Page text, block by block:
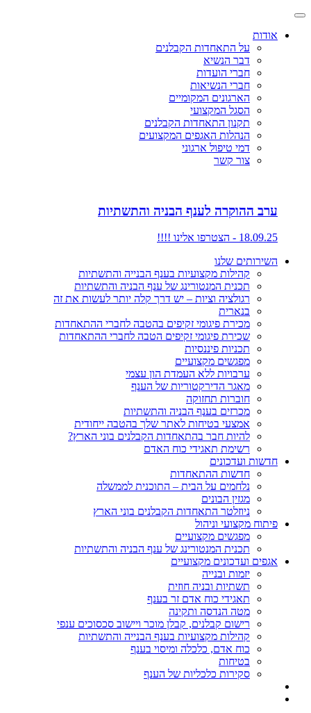
אודות
על התאחדות הקבלנים
דבר הנשיא
חברי הועדות
חברי הנשיאות
הארגונים המקומיים
הסגל המקצועי
תקנון התאחדות הקבלנים
הנהלות האגפים המקצועים
דמי טיפול ארגוני
צור קשר
ערב ההוקרה לענף הבניה והתשתיות
18.09.25 - הצטרפו אלינו !!!!
השירותים שלנו
קהילות מקצועיות בענף הבנייה והתשתיות
תכנית המנטורינג של ענף הבניה והתשתיות
רגולציה וציות – יש דרך קלה יותר לעשות את זה
בנארית
מכירת פיגומי זקיפים בהטבה לחברי ההתאחדות
שכירת פיגומי זקיפים הטבה לחברי ההתאחדות
תכניות פיננסיות
מפגשים מקצועיים
ערבויות ללא העמדת הון עצמי
מאגר הדירקטוריות של הענף
חוברות תחזוקה
מכרזים בענף הבניה והתשתיות
אמצעי בטיחות לאתר שלך בהטבה ייחודית
להיות חבר בהתאחדות הקבלנים בוני הארץ?
רשימת תאגידי כוח האדם
חדשות ועדכונים
חדשות ההתאחדות
נלחמים על הבית – התוכנית לממשלה
מגזין הבונים
ניוזלטר התאחדות הקבלנים בוני הארץ
פיתוח מקצועי וניהול
מפגשים מקצועיים
תכנית המנטורינג של ענף הבניה והתשתיות
אגפים ועדכונים מקצועיים
יזמות ובנייה
תשתיות ובניה חוזית
תאגידי כוח אדם זר בענף
מטה הנדסה ותקינה
רישום קבלנים, קבלן מוכר ויישוב סכסוכים ענפי
קהילות מקצועיות בענף הבנייה והתשתיות
כוח אדם, כלכלה ומיסוי בענף
בטיחות
סקירות כלכליות של הענף